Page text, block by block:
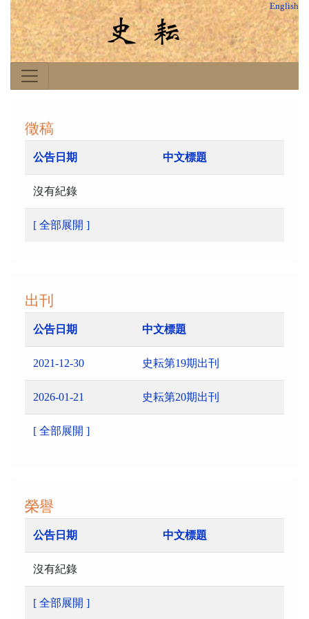
English
徵稿
公告日期 中文標題
沒有紀錄
[ 全部展開 ]
出刊
公告日期 中文標題
2021-12-30 史耘第19期出刊
2026-01-21 史耘第20期出刊
[ 全部展開 ]
榮譽
公告日期 中文標題
沒有紀錄
[ 全部展開 ]